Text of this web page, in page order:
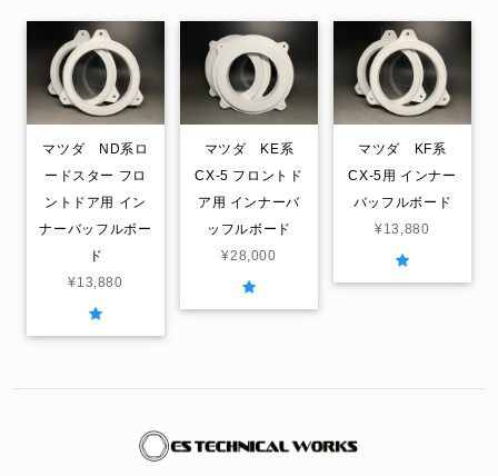
マツダ ND系ロ
ードスター フロ
ントドア用 イン
ナーバッフルボー
ド
¥13,880
マツダ KE系
CX-5 フロントド
ア用 インナーバ
ッフルボード
¥28,000
マツダ KF系
CX-5用 インナー
バッフルボード
¥13,880